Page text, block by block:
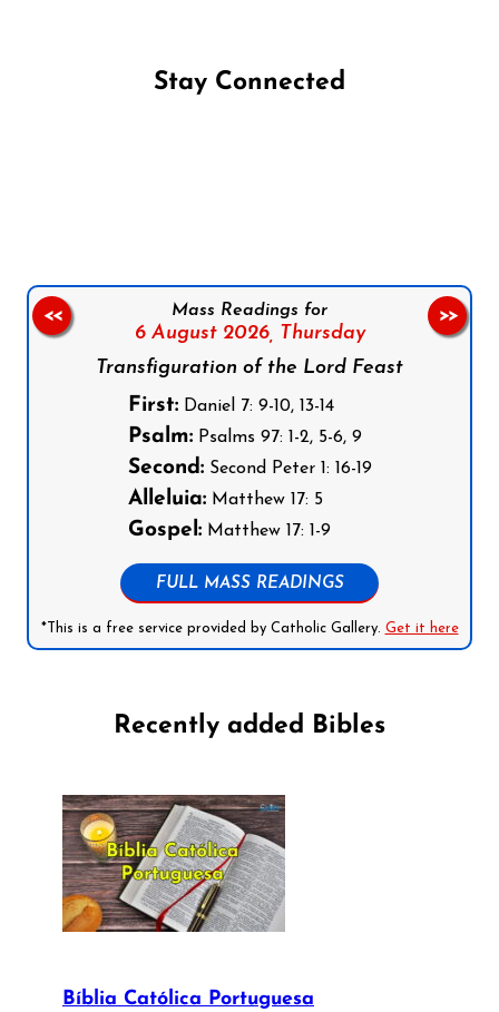
Stay Connected
Mass Readings for
6 August 2026,
Thursday
Transfiguration of the Lord Feast
First:Daniel 7: 9-10, 13-14
Psalm:Psalms 97: 1-2, 5-6, 9
Second:Second Peter 1: 16-19
Alleluia:Matthew 17: 5
Gospel:Matthew 17: 1-9
FULL MASS READINGS
*This is a free service provided by Catholic Gallery. Get it here
<< >>
Recently added Bibles
Bíblia Católica Portuguesa